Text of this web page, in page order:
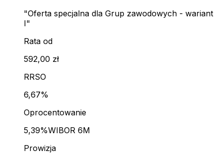
"Oferta specjalna dla Grup zawodowych - wariant
I"
Rata od
592,00 zł
RRSO
6,67%
Oprocentowanie
5,39%WIBOR 6M
Prowizja